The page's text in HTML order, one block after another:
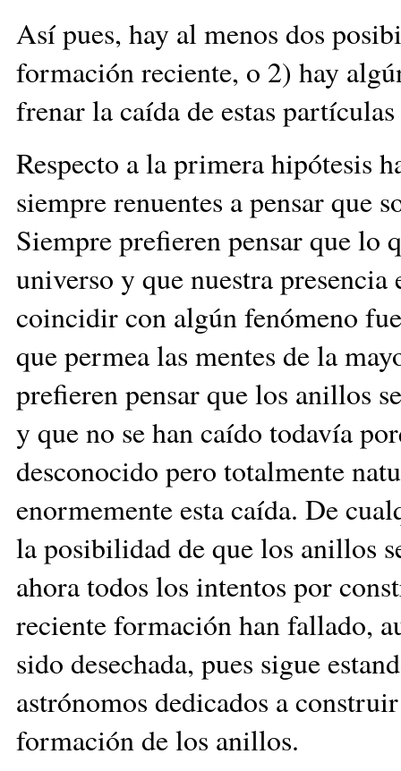
Así pues, hay al menos dos
formación reciente, o 2) hay
frenar la caída de estas
Respecto a la primera hipótesis
siempre renuentes a pensar que
Siempre prefieren pensar que lo
universo y que nuestra
coincidir con algún fenómeno
que permea las mentes de la
prefieren pensar que los anillos
y que no se han caído todavía
desconocido pero totalmente
enormemente esta caída. De
la posibilidad de que los anillos
ahora todos los intentos por
reciente formación han fallado,
sido desechada, pues sigue
astrónomos dedicados a
formación de los anillos.